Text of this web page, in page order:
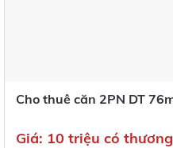
Cho thuê căn 2PN DT
Giá: 10 triệu có